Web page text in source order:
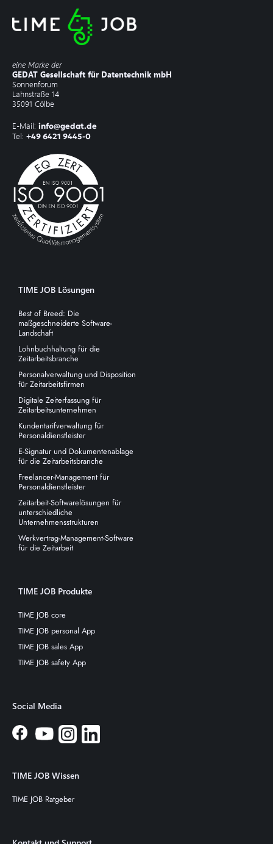
eine Marke der
GEDAT Gesellschaft für Datentechnik mbH
Sonnenforum
Lahnstraße 14
35091 Cölbe
E-Mail: info@gedat.de
Tel: +49 6421 9445-0
TIME JOB Lösungen
Best of Breed: Die
maßgeschneiderte Software-
Landschaft
Lohnbuchhaltung für die
Zeitarbeitsbranche
Personalverwaltung und Disposition
für Zeitarbeitsfirmen
Digitale Zeiterfassung für
Zeitarbeitsunternehmen
Kundentarifverwaltung für
Personaldienstleister
E-Signatur und Dokumentenablage
für die Zeitarbeitsbranche
Freelancer-Management für
Personaldienstleister
Zeitarbeit-Softwarelösungen für
unterschiedliche
Unternehmensstrukturen
Werkvertrag-Management-Software
für die Zeitarbeit
TIME JOB Produkte
TIME JOB core
TIME JOB personal App
TIME JOB sales App
TIME JOB safety App
Social Media
TIME JOB Wissen
TIME JOB Ratgeber